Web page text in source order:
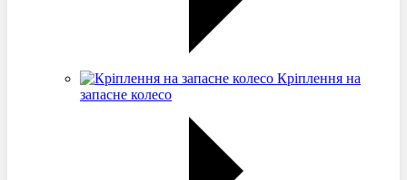
Кріплення на
запасне колесо